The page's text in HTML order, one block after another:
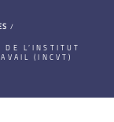
L’INSTITUT
(INCVT)